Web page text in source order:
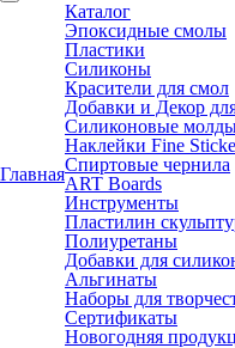
Главная
Каталог
Эпоксидные смолы
Пластики
Силиконы
Красители для смол
Добавки и Декор
Силиконовые
Наклейки Fine
Спиртовые чернила
ART Boards
Инструменты
Пластилин
Полиуретаны
Добавки для
Альгинаты
Наборы для
Сертификаты
Новогодняя